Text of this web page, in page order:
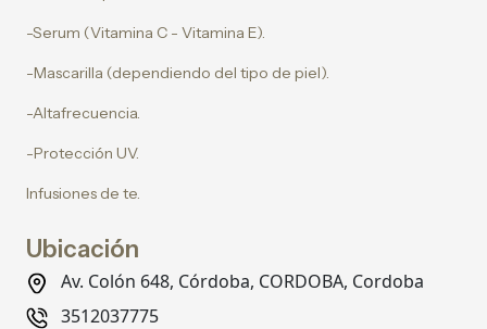
-Serum (Vitamina C - Vitamina E).
-Mascarilla (dependiendo del tipo de piel).
-Altafrecuencia.
-Protección UV.
Infusiones de te.
Ubicación
Av. Colón 648, Córdoba, CORDOBA, Cordoba
3512037775